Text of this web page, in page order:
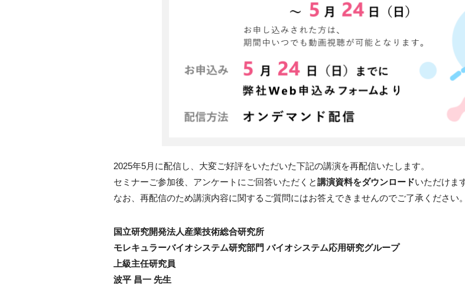
2025年5月に配信し、大変ご好評をいただいた下記の講演を再配信いたします。
セミナーご参加後、アンケートにご回答いただくと講演資料をダウンロードいただけま
なお、再配信のため講演内容に関するご質問にはお答えできませんのでご了承ください。
国立研究開発法人産業技術総合研究所
モレキュラーバイオシステム研究部門 バイオシステム応用研究グループ
上級主任研究員
波平 昌一 先生